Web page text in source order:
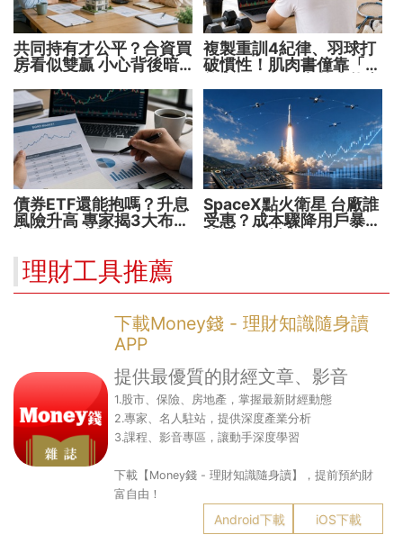
共同持有才公平？合資買
房看似雙贏 小心背後暗
複製重訓4紀律、羽球打
破慣性！肌肉書僮靠「動
債券ETF還能抱嗎？升息
風險升高 專家揭3大布局
SpaceX點火衛星 台廠誰
受惠？成本驟降用戶暴增
理財工具推薦
下載Money錢 - 理財知識隨身讀
APP
提供最優質的財經文章、影音
1.股市、保險、房地產，掌握最新財經動態
2.專家、名人駐站，提供深度產業分析
3.課程、影音專區，讓動手深度學習
下載【Money錢 - 理財知識隨身讀】，提前預約財
富自由！
Android下載 iOS下載